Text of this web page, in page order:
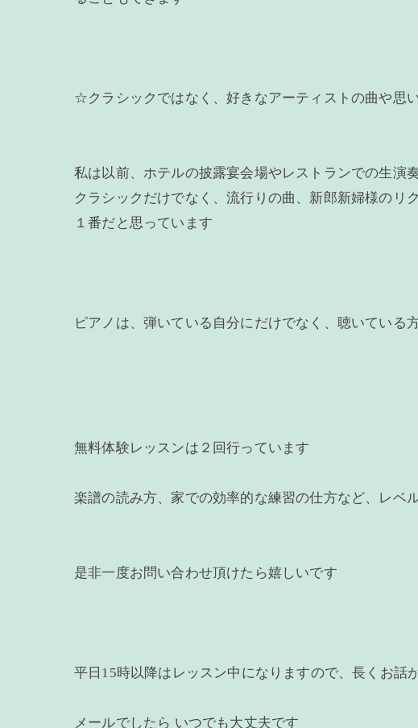
☆クラシックではなく、好きなアーティストの曲や思
私は以前、ホテルの披露宴会場やレストランでの生演
クラシックだけでなく、流行りの曲、新郎新婦様の
１番だと思っています
ピアノは、弾いている自分にだけでなく、聴いている
無料体験レッスンは２回行っています
楽譜の読み方、家での効率的な練習の仕方など、レベ
是非一度お問い合わせ頂けたら嬉しいです
平日15時以降はレッスン中になりますので、長くお話
メールでしたら いつでも大丈夫です